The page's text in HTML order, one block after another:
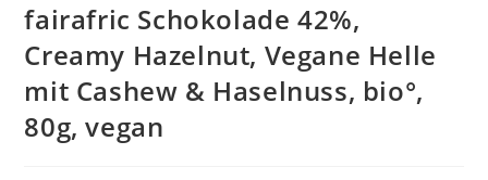
fairafric Schokolade 42%,
Creamy Hazelnut, Vegane Helle
mit Cashew & Haselnuss, bio°,
80g, vegan